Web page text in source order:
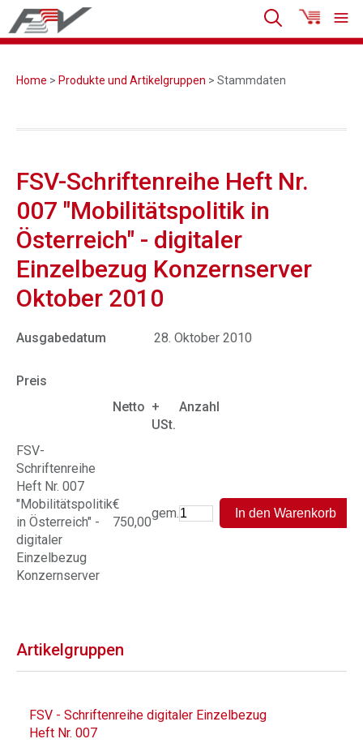
Home > Produkte und Artikelgruppen > Stammdaten
FSV-Schriftenreihe Heft Nr.
007 "Mobilitätspolitik in
Österreich" - digitaler
Einzelbezug Konzernserver
Oktober 2010
Ausgabedatum 28. Oktober 2010
Preis
Netto +
USt.
Anzahl
FSV-
Schriftenreihe
Heft Nr. 007
"Mobilitätspolitik
in Österreich" -
digitaler
Einzelbezug
Konzernserver
€
750,00
gem.
Artikelgruppen
FSV - Schriftenreihe digitaler Einzelbezug
Heft Nr. 007